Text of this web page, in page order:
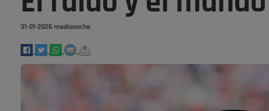
31-01-2026 medianoche